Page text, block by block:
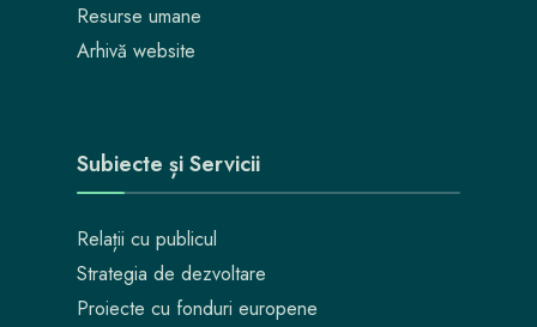
Resurse umane
Arhivă website
Subiecte și Servicii
Relații cu publicul
Strategia de dezvoltare
Proiecte cu fonduri europene